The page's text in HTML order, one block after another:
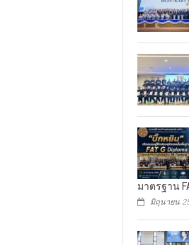
มาตรฐาน
มิถุนายน